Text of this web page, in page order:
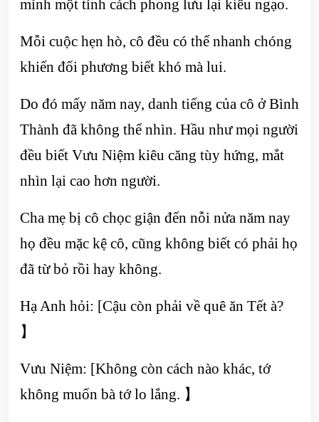
mình một tính cách phong lưu lại kiêu ngạo.
Mỗi cuộc hẹn hò, cô đều có thể nhanh chóng
khiến đối phương biết khó mà lui.
Do đó mấy năm nay, danh tiếng của cô ở Bình
Thành đã không thể nhìn. Hầu như mọi người
đều biết Vưu Niệm kiêu căng tùy hứng, mắt
nhìn lại cao hơn người.
Cha mẹ bị cô chọc giận đến nỗi nửa năm nay
họ đều mặc kệ cô, cũng không biết có phải họ
đã từ bỏ rồi hay không.
Hạ Anh hỏi: [Cậu còn phải về quê ăn Tết à?
】
Vưu Niệm: [Không còn cách nào khác, tớ
không muốn bà tớ lo lắng. 】